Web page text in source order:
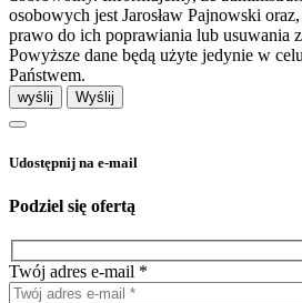
osobowych jest Jarosław Pajnowski
prawo do ich poprawiania lub usuwania
Powyższe dane będą użyte jedynie w
Państwem.
wyślij
Udostępnij na e-mail
Podziel się ofertą
Twój adres e-mail *